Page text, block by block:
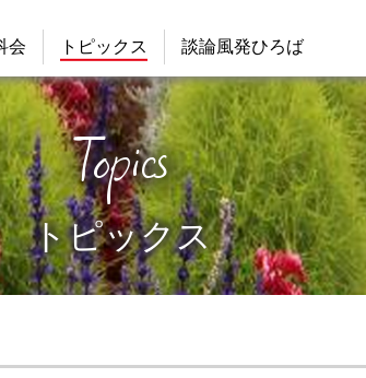
会 トピックス 談論風発ひろば
Topics
トピックス